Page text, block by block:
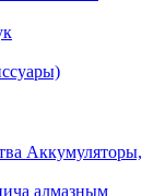
Аккумуляторы,